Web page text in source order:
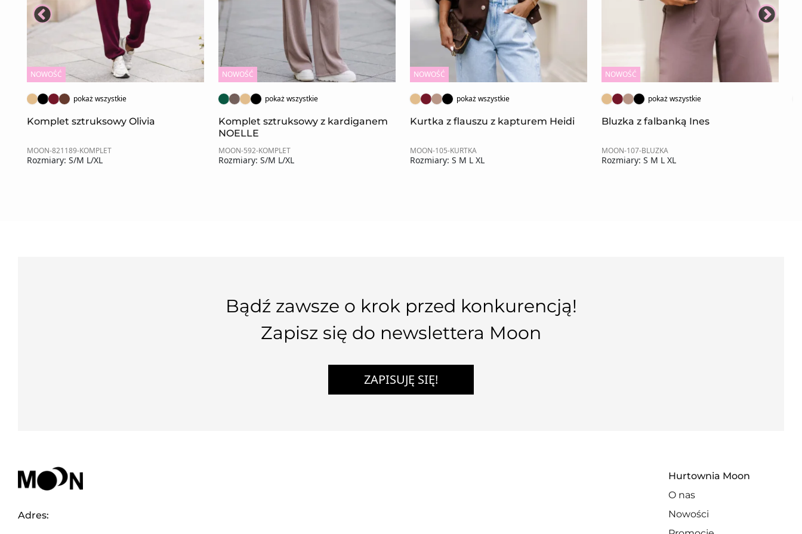
NOWOŚĆ
pokaż wszystkie
Komplet sztruksowy Olivia
MOON-821189-KOMPLET
Rozmiary: S/M L/XL
NOWOŚĆ
pokaż wszystkie
Komplet sztruksowy z kardiganem
NOELLE
MOON-592-KOMPLET
Rozmiary: S/M L/XL
NOWOŚĆ
pokaż wszystkie
Kurtka z flauszu z kapturem Heidi
MOON-105-KURTKA
Rozmiary: S M L XL
NOWOŚĆ
pokaż wszystkie
Bluzka z falbanką Ines
MOON-107-BLUZKA
Rozmiary: S M L XL
Bądź zawsze o krok przed konkurencją!
Zapisz się do newslettera Moon
ZAPISUJĘ SIĘ!
Adres:
Hurtownia Moon
O nas
Nowości